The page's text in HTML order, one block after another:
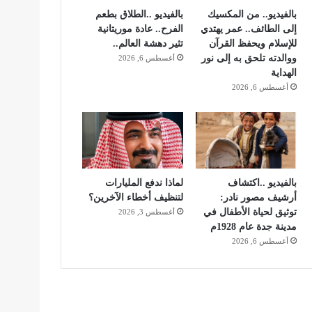
بالفيديو.. من المكسيك
إلى الطائف.. عمر يهتدي
للإسلام ويحفظ القرآن
ووالدته تلحق به إلى نور
الهداية
أغسطس 6, 2026
بالفيديو ..الطلاق بطعم
الفرح.. عادة موريتانية
تثير دهشة العالم..
أغسطس 6, 2026
بالفيديو ..اكتشاف
أرشيف مصور نادر:
توثيق لحياة الأطفال في
مدينة جدة عام 1928م
أغسطس 6, 2026
لماذا ندفع المليارات
لتنظيف أخطاء الآخرين؟
أغسطس 3, 2026